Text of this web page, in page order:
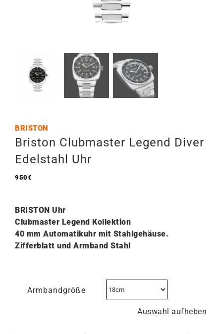
BRISTON
Briston Clubmaster Legend Diver
Edelstahl Uhr
950€
BRISTON Uhr
Clubmaster Legend Kollektion
40 mm Automatikuhr mit Stahlgehäuse.
Zifferblatt und Armband Stahl
Armbandgröße
Auswahl aufheben